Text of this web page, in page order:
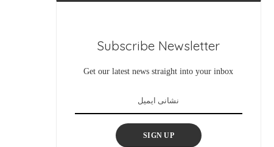
Subscribe Newsletter
Get our latest news straight into your inbox
SIGN UP